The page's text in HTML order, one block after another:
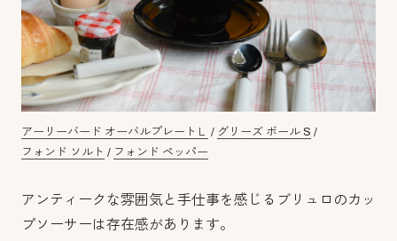
アーリーバード オーバルプレートＬ / グリーズ ボール S /
フォンド ソルト / フォンド ペッパー
アンティークな雰囲気と手仕事を感じるブリュロのカッ
プソーサーは存在感があります。